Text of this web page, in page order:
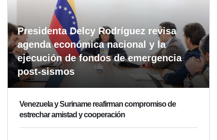
Presidenta Delcy Rodríguez revisa
agenda económica nacional y la
ejecución de fondos de emergencia
post-sismos
Venezuela y Suriname reafirman compromiso de
estrechar amistad y cooperación